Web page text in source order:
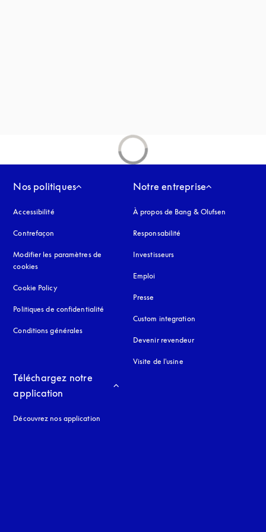
Nos politiques
Accessibilité s’ouvre dans un nouvel onglet
Contrefaçon s’ouvre dans un nouvel onglet
Modifier les paramètres de
cookies
Cookie Policys’ouvre dans un nouvel onglet
Politiques de confidentialité
Conditions générales
Notre entreprise
À propos de Bang & Olufsen
Responsabilité
Investisseurs
Emploi
Presse
Custom integration
Devenir revendeur
Visite de l'usine
Téléchargez notre
application
Découvrez nos application